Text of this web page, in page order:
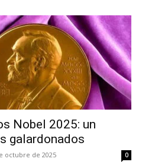
Nobel 2025: un
galardonados
octubre de 2025 0